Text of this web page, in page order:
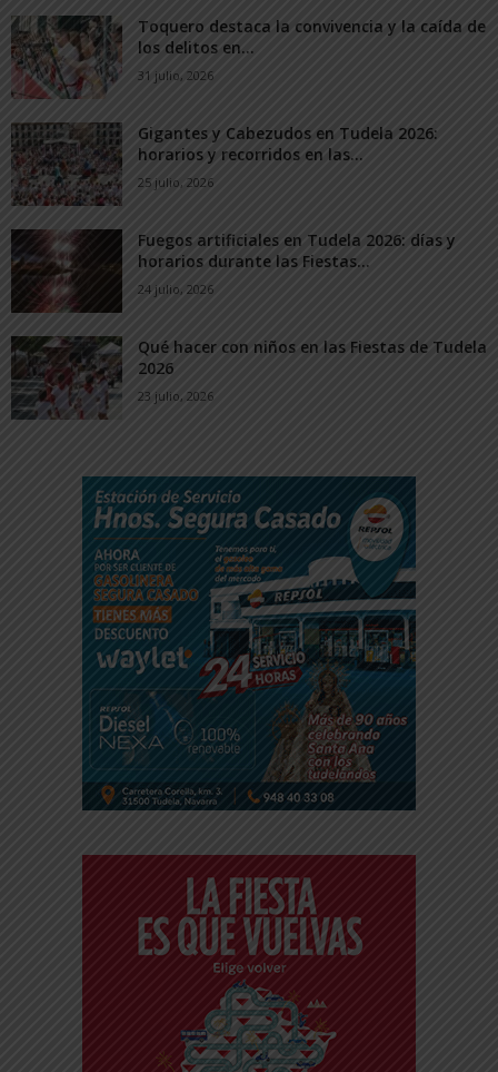
Toquero destaca la convivencia y la caída de
los delitos en...
31 julio, 2026
Gigantes y Cabezudos en Tudela 2026:
horarios y recorridos en las...
25 julio, 2026
Fuegos artificiales en Tudela 2026: días y
horarios durante las Fiestas...
24 julio, 2026
Qué hacer con niños en las Fiestas de Tudela
2026
23 julio, 2026